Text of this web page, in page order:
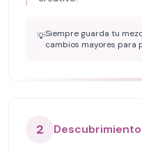
💡Siempre guarda tu
cambios mayores para
2